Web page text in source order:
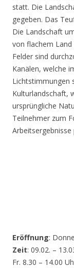
statt. Die
gegeben. Das
Die Landschaft
von flachem
Felder sind
Kanälen, welche
Lichtstimmungen
Kulturlandschaft,
ursprüngliche
Teilnehmer zum
Eröffnung:
Zeit: 09.02. –
Fr. 8.30 – 14.00